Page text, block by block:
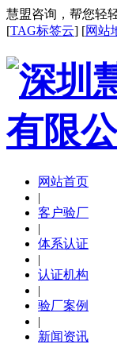
慧盟咨询，帮您轻
[TAG标签云] [网站
网站首页
|
客户验厂
|
体系认证
|
认证机构
|
验厂案例
|
新闻资讯